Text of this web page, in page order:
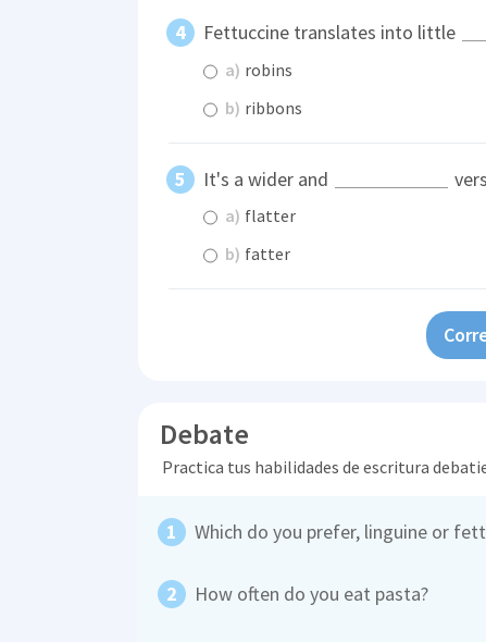
Fettuccine translates into little
a) robins
b) ribbons
It's a wider and
a) flatter
b) fatter
Debate
Practica tus habilidades de escritura
Which do you prefer, linguine or
How often do you eat pasta?